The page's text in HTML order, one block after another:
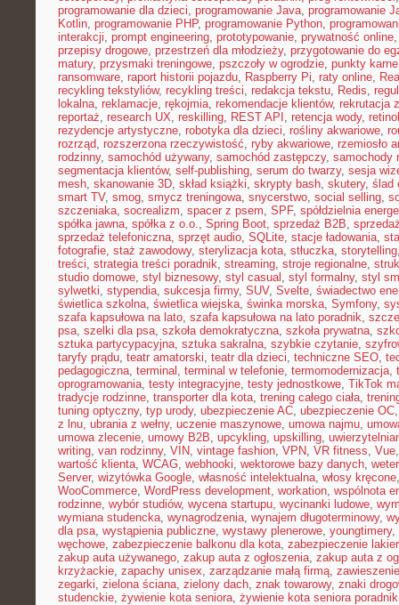
programowanie dla dzieci, programowanie Java, programowanie
Kotlin, programowanie PHP, programowanie Python,
interakcji, prompt engineering, prototypowanie, prywatność online
przepisy drogowe, przestrzeń dla młodzieży, przygotowanie do
matury, przysmaki treningowe, pszczoły w ogrodzie, punkty karne
ransomware, raport historii pojazdu, Raspberry Pi, raty online,
recykling tekstyliów, recykling treści, redakcja tekstu, Redis,
lokalna, reklamacje, rękojmia, rekomendacje klientów, rekrutacja
reportaż, research UX, reskilling, REST API , retencja wody, retinol
rezydencje artystyczne, robotyka dla dzieci, rośliny akwariowe,
rozrząd, rozszerzona rzeczywistość, ryby akwariowe, rzemiosło
rodzinny, samochód używany, samochód zastępczy, samochody
segmentacja klientów, self-publishing, serum do twarzy, sesja
mesh, skanowanie 3D, skład książki, skrypty bash, skutery, ślad
smart TV, smog, smycz treningowa, snycerstwo, social selling,
szczeniaka, socrealizm, spacer z psem, SPF, spółdzielnia
spółka jawna, spółka z o.o., Spring Boot, sprzedaż B2B,
sprzedaż telefoniczna, sprzęt audio, SQLite, stacje ładowania,
fotografie, staż zawodowy, sterylizacja kota, stłuczka, storytelling
treści, strategia treści poradnik, streaming, stroje regionalne,
studio domowe, styl biznesowy, styl casual , styl formalny, styl
sylwetki, stypendia, sukcesja firmy, SUV, Svelte, świadectwo
świetlica szkolna, świetlica wiejska, świnka morska, Symfony,
szafa kapsułowa na lato, szafa kapsułowa na lato poradnik,
psa, szelki dla psa, szkoła demokratyczna, szkoła prywatna,
sztuka partycypacyjna, sztuka sakralna, szybkie czytanie,
taryfy prądu, teatr amatorski, teatr dla dzieci, techniczne SEO,
pedagogiczna, terminal , terminal w telefonie, termomodernizacja,
oprogramowania, testy integracyjne, testy jednostkowe, TikTok
tradycje rodzinne, transporter dla kota, trening całego ciała,
tuning optyczny, typ urody, ubezpieczenie AC, ubezpieczenie OC
z lnu, ubrania z wełny, uczenie maszynowe, umowa najmu,
umowa zlecenie, umowy B2B, upcykling, upskilling,
writing, van rodzinny, VIN, vintage fashion, VPN, VR fitness, Vue
wartość klienta, WCAG, webhooki, wektorowe bazy danych,
Server, wizytówka Google, własność intelektualna, włosy kręcone
WooCommerce, WordPress development, workation, wspólnota
rodzinne, wybór studiów, wycena startupu, wycinanki ludowe,
wymiana studencka, wynagrodzenia, wynajem długoterminowy,
dla psa, wystąpienia publiczne, wystawy plenerowe, youngtimery,
węchowe, zabezpieczenie balkonu dla kota, zabezpieczenie
zakup auta używanego, zakup auta z ogłoszenia, zakup auta z
krzyżackie, zapachy unisex, zarządzanie małą firmą, zawieszenie
zegarki, zielona ściana, zielony dach, znak towarowy, znaki
studenckie, żywienie kota seniora, żywienie kota seniora poradnik